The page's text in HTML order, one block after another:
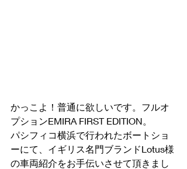
かっこよ！普通に欲しいです。フルオ
プションEMIRA FIRST EDITION。
パシフィコ横浜で行われたボートショ
ーにて、イギリス名門ブランドLotus様
の車両紹介をお手伝いさせて頂きまし